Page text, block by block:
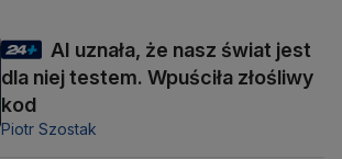
AI uznała, że nasz świat jest
dla niej testem. Wpuściła złośliwy
kod
Piotr Szostak